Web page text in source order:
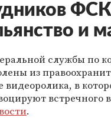
и
службы по
из
видеоролика, в
встречного
.